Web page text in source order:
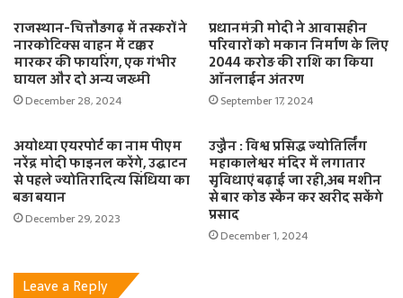
राजस्थान-चित्तौड़गढ़ में तस्करों ने
नारकोटिक्स वाहन में टक्कर
मारकर की फायरिंग, एक गंभीर
घायल और दो अन्य जख्मी
December 28, 2024
प्रधानमंत्री मोदी ने आवासहीन
परिवारों को मकान निर्माण के लिए
2044 करोड़ की राशि का किया
ऑनलाईन अंतरण
September 17, 2024
अयोध्या एयरपोर्ट का नाम पीएम
नरेंद्र मोदी फाइनल करेंगे, उद्घाटन
से पहले ज्योतिरादित्य सिंधिया का
बड़ा बयान
December 29, 2023
उज्जैन : विश्व प्रसिद्ध ज्योतिर्लिंग
महाकालेश्वर मंदिर में लगातार
सुविधाएं बढ़ाई जा रही,अब मशीन
से बार कोड स्कैन कर खरीद सकेंगे
प्रसाद
December 1, 2024
Leave a Reply